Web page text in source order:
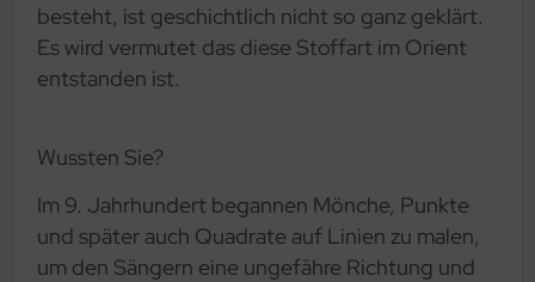
besteht, ist geschichtlich nicht so ganz geklärt.
Es wird vermutet das diese Stoffart im Orient
entstanden ist.
Wussten Sie?
Im 9. Jahrhundert begannen Mönche, Punkte
und später auch Quadrate auf Linien zu malen,
um den Sängern eine ungefähre Richtung und